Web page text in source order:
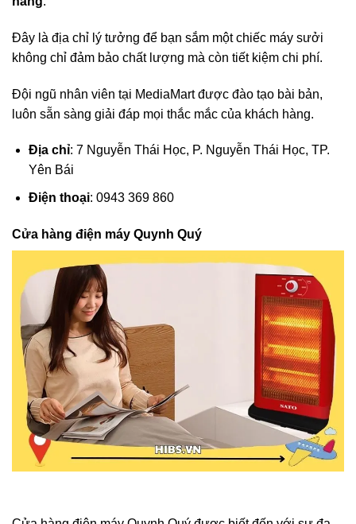
Đây là địa chỉ lý tưởng để bạn sắm một chiếc máy sưởi
không chỉ đảm bảo chất lượng mà còn tiết kiệm chi phí.
Đội ngũ nhân viên tại MediaMart được đào tạo bài bản,
luôn sẵn sàng giải đáp mọi thắc mắc của khách hàng.
Địa chỉ: 7 Nguyễn Thái Học, P. Nguyễn Thái Học, TP.
Yên Bái
Điện thoại: 0943 369 860
Cửa hàng điện máy Quynh Quý